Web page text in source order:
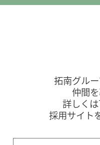
拓南グル
仲間を
詳しく
採用サイト